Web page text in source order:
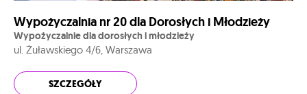
Wypożyczalnia nr 20 dla Dorosłych i Młodzieży
Wypożyczalnie dla dorosłych i młodzieży
ul. Żuławskiego 4/6, Warszawa
SZCZEGÓŁY